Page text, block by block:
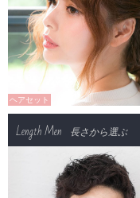
ヘアセット
Length Men 長さから選ぶ